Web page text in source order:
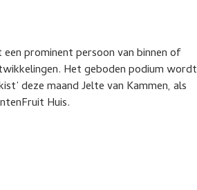
prominent persoon van binnen of
Het geboden podium wordt
deze maand Jelte van Kammen, als
Huis.